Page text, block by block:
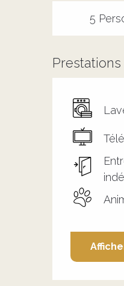
5
Prestations